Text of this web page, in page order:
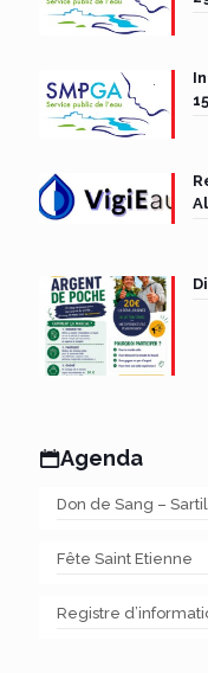
Agenda
Don de Sang –
Fête Saint Etienne
Registre